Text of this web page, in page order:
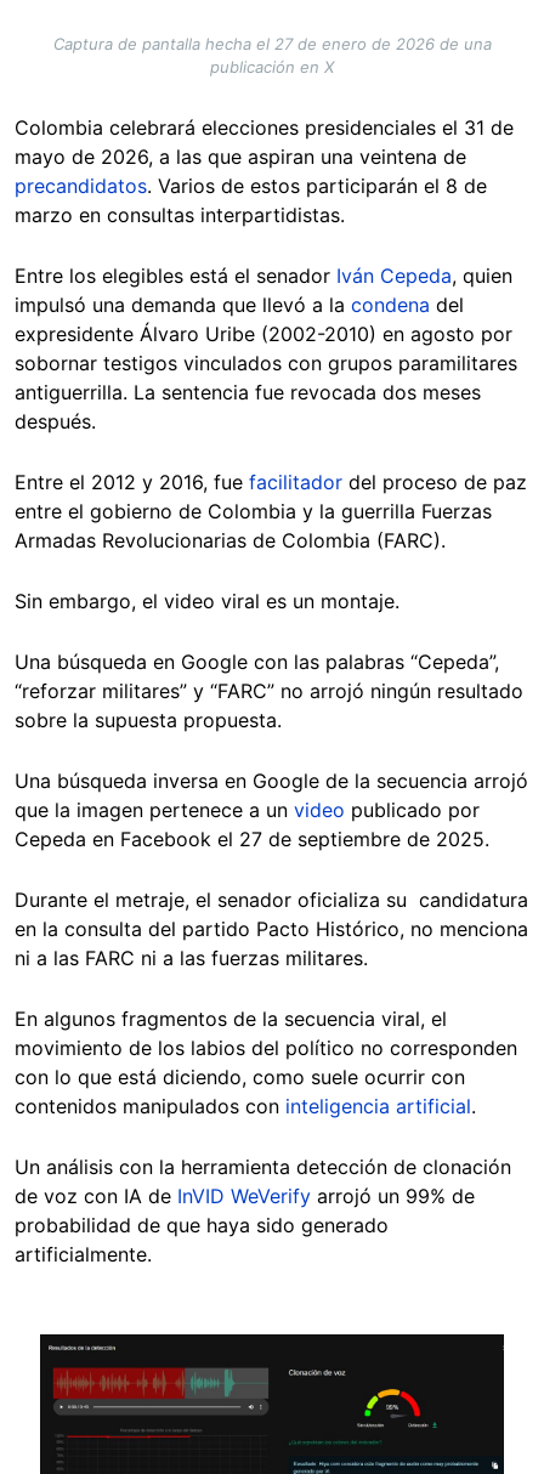
Captura de pantalla hecha el 27 de enero de 2026 de una
publicación en X
Colombia celebrará elecciones presidenciales el 31 de
mayo de 2026, a las que aspiran una veintena de
precandidatos. Varios de estos participarán el 8 de
marzo en consultas interpartidistas.
Entre los elegibles está el senador Iván Cepeda, quien
impulsó una demanda que llevó a la condena del
expresidente Álvaro Uribe (2002-2010) en agosto por
sobornar testigos vinculados con grupos paramilitares
antiguerrilla. La sentencia fue revocada dos meses
después.
Entre el 2012 y 2016, fue facilitador del proceso de paz
entre el gobierno de Colombia y la guerrilla Fuerzas
Armadas Revolucionarias de Colombia (FARC).
Sin embargo, el video viral es un montaje.
Una búsqueda en Google con las palabras “Cepeda”,
“reforzar militares” y “FARC” no arrojó ningún resultado
sobre la supuesta propuesta.
Una búsqueda inversa en Google de la secuencia arrojó
que la imagen pertenece a un video publicado por
Cepeda en Facebook el 27 de septiembre de 2025.
Durante el metraje, el senador oficializa su candidatura
en la consulta del partido Pacto Histórico, no menciona
ni a las FARC ni a las fuerzas militares.
En algunos fragmentos de la secuencia viral, el
movimiento de los labios del político no corresponden
con lo que está diciendo, como suele ocurrir con
contenidos manipulados con inteligencia artificial.
Un análisis con la herramienta detección de clonación
de voz con IA de InVID WeVerify arrojó un 99% de
probabilidad de que haya sido generado
artificialmente.
Image